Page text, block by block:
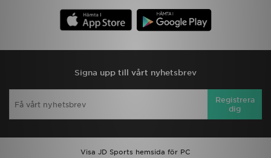
Signa upp till vårt nyhetsbrev
Registrera
dig
Visa JD Sports hemsida för PC